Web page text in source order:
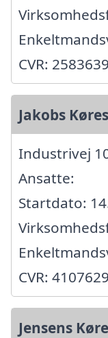
CVR:
Jakobs
Industrivej
Ansatte:
Startdato:
CVR:
Jensens